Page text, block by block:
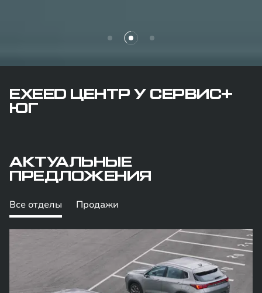
EXEED ЦЕНТР У СЕРВИС+
ЮГ
АКТУАЛЬНЫЕ
ПРЕДЛОЖЕНИЯ
Все отделы Продажи